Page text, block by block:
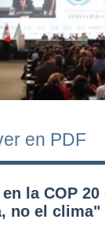
en PDF
la COP
no el clima"